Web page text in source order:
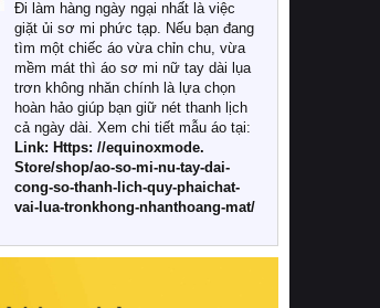
giải đáp chi tiết qua bài viết dưới đây.
1. Tại sao các gia đình hiện đại lại ưa
chuộng chăn ga gối đệm cao cấp?
Khác với các dòng sản phẩm thông
thường, những bộ chăn ga gối đệm
cao cấp trải qua quy trình sản xuất
nghiêm ngặt từ khâu chọn lọc nguyên
liệu tự nhiên đến công nghệ dệt
nhuộm hiện đại không chứa hóa chất
này, bạn sẽ cảm nhận rõ rệt sự khác
Đi làm hàng ngày ngại nhất là việc
giặt ủi sơ mi phức tạp. Nếu bạn đang
tìm một chiếc áo vừa chỉn chu, vừa
mềm mát thì áo sơ mi nữ tay dài lụa
trơn không nhăn chính là lựa chọn
hoàn hảo giúp bạn giữ nét thanh lịch
cả ngày dài. Xem chi tiết mẫu áo tại:
Link: Https: //equinoxmode.
Store/shop/ao-so-mi-nu-tay-dai-
cong-so-thanh-lich-quy-phaichat-
vai-lua-tronkhong-nhanthoang-mat/